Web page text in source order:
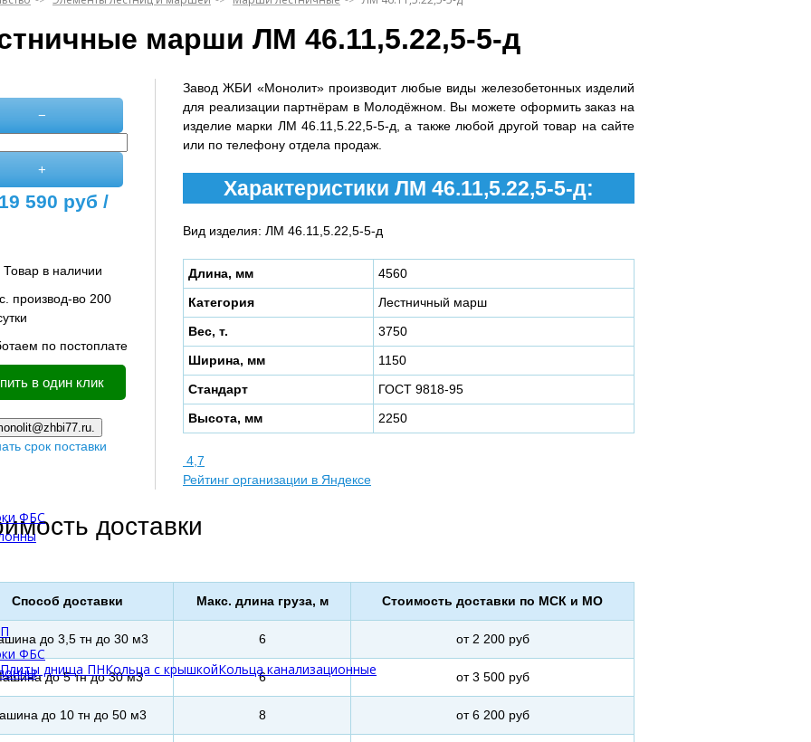
ФБС
Плиты днища ПНКольца с крышкойКольца канализационные
ФБС
марши ЛМ 46.11,5.22,5-5-д
−
+
19 590 руб /
Товар в наличии
производ-во 200
по постоплате
в один клик
срок поставки
Завод ЖБИ «Монолит» производит любые виды железобетонных изделий
для реализации партнёрам в Молодёжном. Вы можете оформить заказ на
изделие марки ЛМ 46.11,5.22,5-5-д, а также любой другой товар на сайте
или по телефону отдела продаж.
Характеристики ЛМ 46.11,5.22,5-5-д:
Вид изделия: ЛМ 46.11,5.22,5-5-д
Длина, мм
4560
Категория
Лестничный марш
Вес, т.
3750
Ширина, мм
1150
Стандарт
ГОСТ 9818-95
Высота, мм
2250
4,7
Рейтинг организации в Яндексе
доставки
Способ доставки Макс. длина груза, м Стоимость доставки по МСК и МО
до 3,5 тн до 30 м3 6 от 2 200 руб
до 5 тн до 30 м3 6 от 3 500 руб
до 10 тн до 50 м3 8 от 6 200 руб